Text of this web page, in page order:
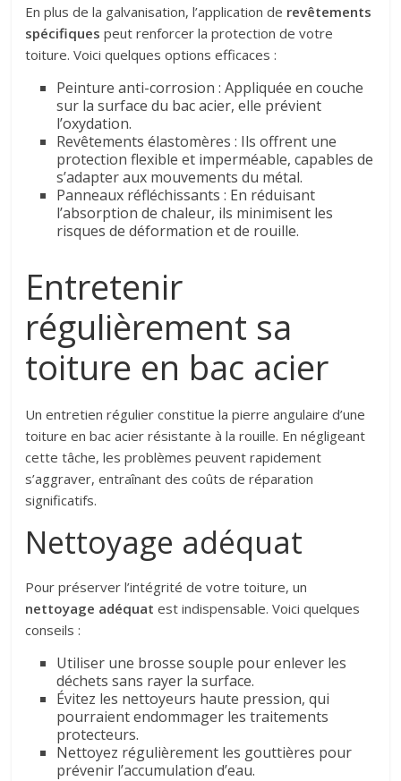
En plus de la galvanisation, l’application de revêtements
spécifiques peut renforcer la protection de votre
toiture. Voici quelques options efficaces :
Peinture anti-corrosion : Appliquée en couche
sur la surface du bac acier, elle prévient
l’oxydation.
Revêtements élastomères : Ils offrent une
protection flexible et imperméable, capables de
s’adapter aux mouvements du métal.
Panneaux réfléchissants : En réduisant
l’absorption de chaleur, ils minimisent les
risques de déformation et de rouille.
Entretenir
régulièrement sa
toiture en bac acier
Un entretien régulier constitue la pierre angulaire d’une
toiture en bac acier résistante à la rouille. En négligeant
cette tâche, les problèmes peuvent rapidement
s’aggraver, entraînant des coûts de réparation
significatifs.
Nettoyage adéquat
Pour préserver l’intégrité de votre toiture, un
nettoyage adéquat est indispensable. Voici quelques
conseils :
Utiliser une brosse souple pour enlever les
déchets sans rayer la surface.
Évitez les nettoyeurs haute pression, qui
pourraient endommager les traitements
protecteurs.
Nettoyez régulièrement les gouttières pour
prévenir l’accumulation d’eau.